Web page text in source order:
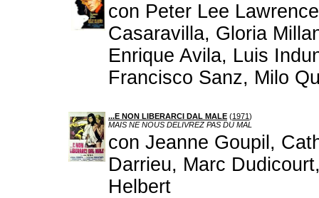
con Peter Lee
Casaravilla, Gloria
Enrique Avila, Luis
Francisco Sanz, Milo
...E NON LIBERARCI DAL MALE (1971)
MAIS NE NOUS DELIVREZ PAS DU MAL
con Jeanne Goupil,
Darrieu, Marc
Helbert